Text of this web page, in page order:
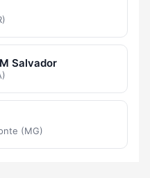
Salvador
(MG)